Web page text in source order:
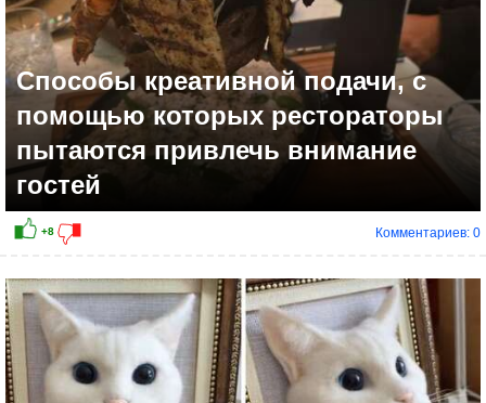
Способы креативной подачи, с
помощью которых рестораторы
пытаются привлечь внимание
гостей
Комментариев: 0